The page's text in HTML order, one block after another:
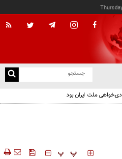
‍‍‍ پ پ